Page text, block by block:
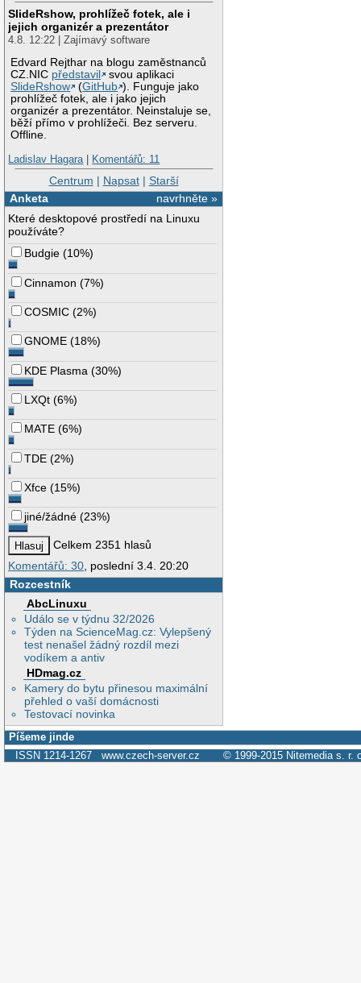
SlideRshow, prohlížeč fotek, ale i
jejich organizér a prezentátor
4.8. 12:22 | Zajímavý software
Edvard Rejthar na blogu zaměstnanců
CZ.NIC představil
svou aplikaci
SlideRshow
(GitHub ). Funguje jako
prohlížeč fotek, ale i jako jejich
organizér a prezentátor. Neinstaluje se,
běží přímo v prohlížeči. Bez serveru.
Offline.
Ladislav Hagara| Komentářů: 11
Centrum | Napsat| Starší
navrhněte »
Anketa
Které desktopové prostředí na Linuxu
používáte?
Budgie (10%)
Cinnamon (7%)
COSMIC (2%)
GNOME (18%)
KDE Plasma (30%)
LXQt (6%)
MATE (6%)
TDE (2%)
Xfce (15%)
jiné/žádné (23%)
Celkem 2351 hlasů
Komentářů: 30 , poslední 3.4. 20:20
Rozcestník
AbcLinuxu
Událo se v týdnu 32/2026
Týden na ScienceMag.cz: Vylepšený
test nenašel žádný rozdíl mezi
vodíkem a antiv
HDmag.cz
Kamery do bytu přinesou maximální
přehled o vaší domácnosti
Testovací novinka
Píšeme jinde
ISSN 1214-1267 www.czech-server.cz © 1999-2015 Nitemedia s. r.